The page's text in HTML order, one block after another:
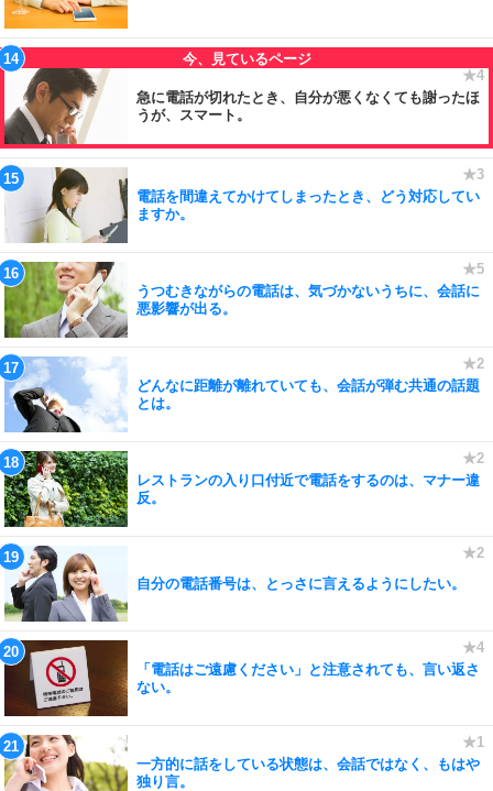
急に電話が切れたとき、自分が悪くなくても謝ったほ
うが、スマート。
電話を間違えてかけてしまったとき、どう対応してい
ますか。
うつむきながらの電話は、気づかないうちに、会話に
悪影響が出る。
どんなに距離が離れていても、会話が弾む共通の話題
とは。
レストランの入り口付近で電話をするのは、マナー違
反。
自分の電話番号は、とっさに言えるようにしたい。
「電話はご遠慮ください」と注意されても、言い返さ
ない。
一方的に話をしている状態は、会話ではなく、もはや
独り言。